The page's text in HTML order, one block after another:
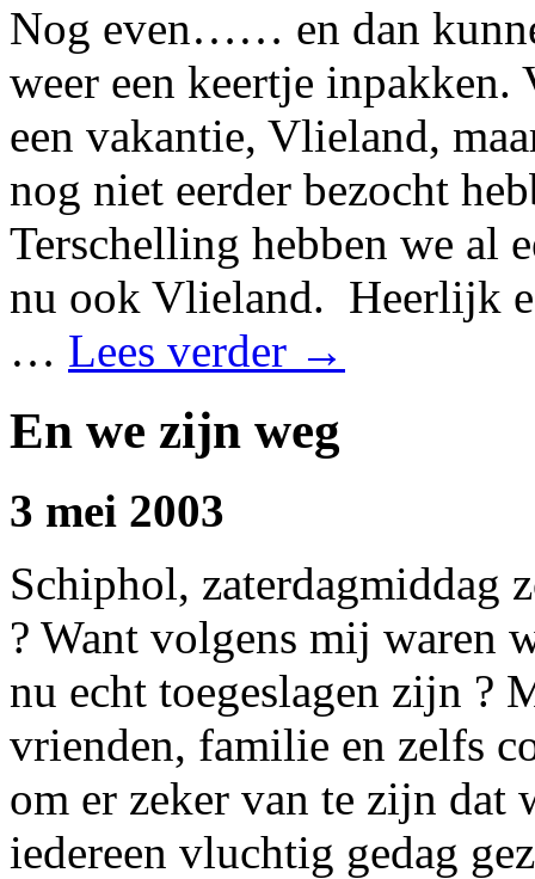
Nog even…… en dan
weer een keertje
een vakantie, Vlieland,
nog niet eerder bezocht
Terschelling hebben we al
nu ook Vlieland. Heerlijk
… Lees verder →
En we zijn weg
3 mei 2003
Schiphol, zaterdagmiddag
? Want volgens mij waren
nu echt toegeslagen zijn ?
vrienden, familie en zelfs
om er zeker van te zijn dat
iedereen vluchtig gedag